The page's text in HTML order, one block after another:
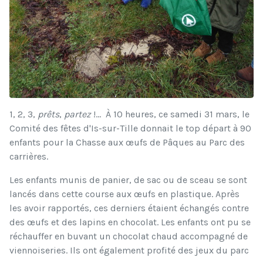
1, 2, 3, prêts, partez!... À 10 heures, ce samedi 31 mars, le
Comité des fêtes d'Is-sur-Tille donnait le top départ à 90
enfants pour la Chasse aux œufs de Pâques au Parc des
carrières.
Les enfants munis de panier, de sac ou de sceau se sont
lancés dans cette course aux œufs en plastique. Après
les avoir rapportés, ces derniers étaient échangés contre
des œufs et des lapins en chocolat. Les enfants ont pu se
réchauffer en buvant un chocolat chaud accompagné de
viennoiseries. Ils ont également profité des jeux du parc